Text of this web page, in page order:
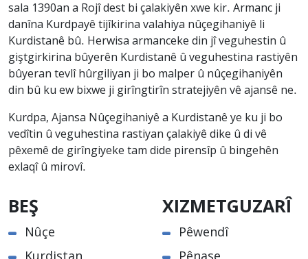
sala 1390an a Rojî dest bi çalakiyên xwe kir. Armanc ji
danîna Kurdpayê tijîkirina valahiya nûçegihaniyê li
Kurdistanê bû. Herwisa armanceke din jî veguhestin û
giştgirkirina bûyerên Kurdistanê û veguhestina rastiyên
bûyeran tevlî hûrgiliyan ji bo malper û nûçegihaniyên
din bû ku ew bixwe ji girîngtirîn stratejiyên vê ajansê ne.
Kurdpa, Ajansa Nûçegihaniyê a Kurdistanê ye ku ji bo
vedîtin û veguhestina rastiyan çalakiyê dike û di vê
pêxemê de girîngiyeke tam dide pirensîp û bingehên
exlaqî û mirovî.
BEŞ
Nûçe
XIZMETGUZARÎ
Pêwendî